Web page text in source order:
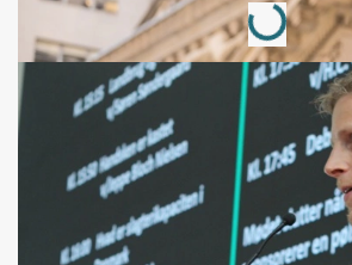
Loading...